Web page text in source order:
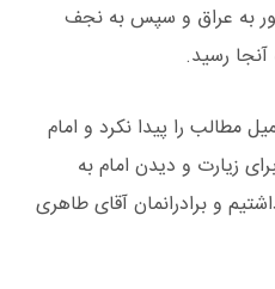
به عراق و سپس به نجف
رسید.
مطالب را پیدا نکرد و امام
زیارت و دیدن امام به
و برادرانمان آقای طاهری